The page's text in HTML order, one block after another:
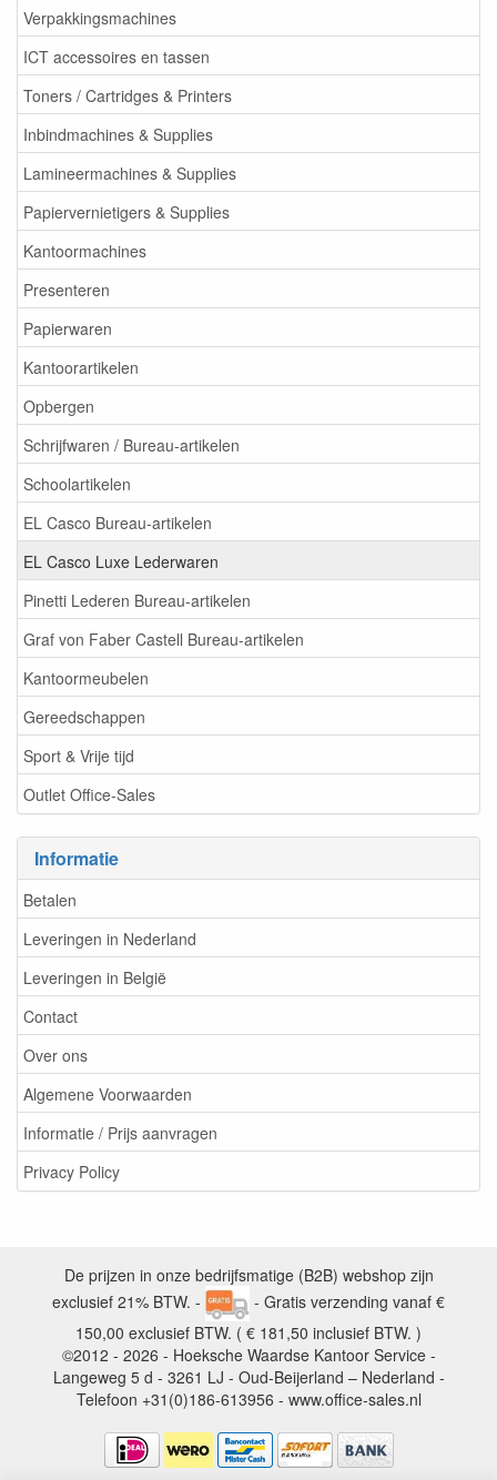
Verpakkingsmachines
ICT accessoires en tassen
Toners / Cartridges & Printers
Inbindmachines & Supplies
Lamineermachines & Supplies
Papiervernietigers & Supplies
Kantoormachines
Presenteren
Papierwaren
Kantoorartikelen
Opbergen
Schrijfwaren / Bureau-artikelen
Schoolartikelen
EL Casco Bureau-artikelen
EL Casco Luxe Lederwaren
Pinetti Lederen Bureau-artikelen
Graf von Faber Castell Bureau-artikelen
Kantoormeubelen
Gereedschappen
Sport & Vrije tijd
Outlet Office-Sales
Informatie
Betalen
Leveringen in Nederland
Leveringen in België
Contact
Over ons
Algemene Voorwaarden
Informatie / Prijs aanvragen
Privacy Policy
De prijzen in onze bedrijfsmatige (B2B) webshop zijn
exclusief 21% BTW. -
- Gratis verzending vanaf €
150,00 exclusief BTW. ( € 181,50 inclusief BTW. )
©2012 - 2026 - Hoeksche Waardse Kantoor Service -
Langeweg 5 d - 3261 LJ - Oud-Beijerland – Nederland -
Telefoon +31(0)186-613956 - www.office-sales.nl